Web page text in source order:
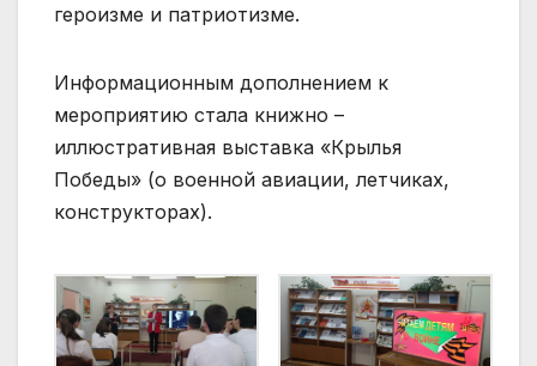
героизме и патриотизме.
Информационным дополнением к
мероприятию стала книжно –
иллюстративная выставка «Крылья
Победы» (о военной авиации, летчиках,
конструкторах).